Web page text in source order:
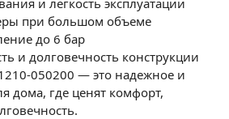
при большом объеме
до 6 бар
и долговечность конструкции
050200 — это надежное и
дома, где ценят комфорт,